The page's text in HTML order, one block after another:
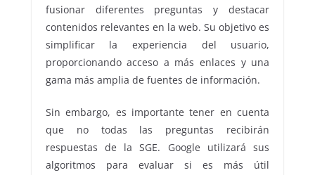
fusionar diferentes preguntas y destacar
contenidos relevantes en la web. Su objetivo es
simplificar la experiencia del usuario,
proporcionando acceso a más enlaces y una
gama más amplia de fuentes de información.
Sin embargo, es importante tener en cuenta
que no todas las preguntas recibirán
respuestas de la SGE. Google utilizará sus
algoritmos para evaluar si es más útil